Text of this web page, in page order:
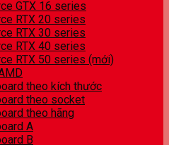
GTX 16 series
RTX 20 series
RTX 30 series
RTX 40 series
RTX 50 series (mới)
theo kích thước
theo socket
theo hãng
A
B